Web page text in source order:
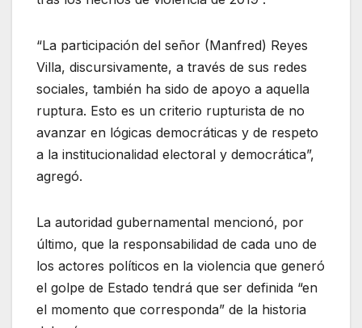
“La participación del señor (Manfred) Reyes
Villa, discursivamente, a través de sus redes
sociales, también ha sido de apoyo a aquella
ruptura. Esto es un criterio rupturista de no
avanzar en lógicas democráticas y de respeto
a la institucionalidad electoral y democrática”,
agregó.
La autoridad gubernamental mencionó, por
último, que la responsabilidad de cada uno de
los actores políticos en la violencia que generó
el golpe de Estado tendrá que ser definida “en
el momento que corresponda” de la historia